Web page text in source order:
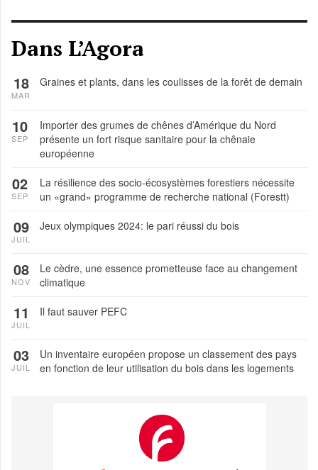
Dans L’Agora
Graines et plants, dans les coulisses de la forêt de demain
18
MAR
Importer des grumes de chênes d’Amérique du Nord
présente un fort risque sanitaire pour la chênaie
européenne
10
SEP
La résilience des socio-écosystèmes forestiers nécessite
un «grand» programme de recherche national (Forestt)
02
SEP
Jeux olympiques 2024: le pari réussi du bois
09
JUIL
Le cèdre, une essence prometteuse face au changement
climatique
08
NOV
Il faut sauver PEFC
11
JUIL
Un inventaire européen propose un classement des pays
en fonction de leur utilisation du bois dans les logements
03
JUIL